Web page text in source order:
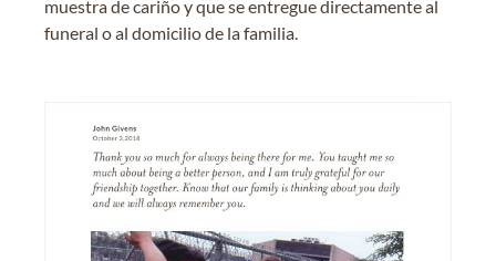
muestra de cariño y que se entregue directamente al
funeral o al domicilio de la familia.